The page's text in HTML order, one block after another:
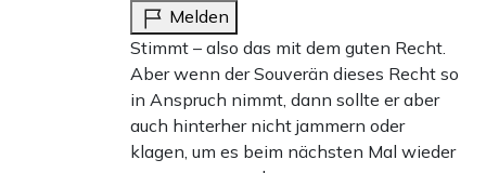
Melden
Stimmt – also das mit dem guten Recht.
Aber wenn der Souverän dieses Recht so
in Anspruch nimmt, dann sollte er aber
auch hinterher nicht jammern oder
klagen, um es beim nächsten Mal wieder